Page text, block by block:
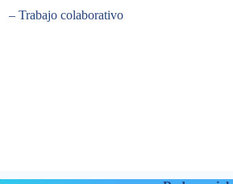
– Trabajo colaborativo